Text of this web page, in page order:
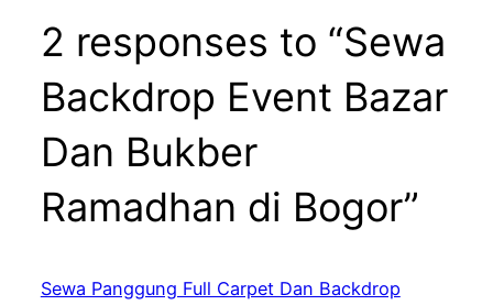
2 responses to “Sewa
Backdrop Event Bazar
Dan Bukber
Ramadhan di Bogor”
Sewa Panggung Full Carpet Dan Backdrop